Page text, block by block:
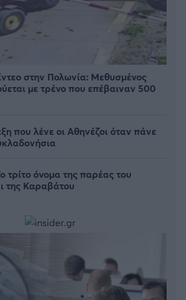
στην Πολωνία: Μεθυσμένος
με τρένο που επέβαιναν 500
που λένε οι Αθηνέζοι όταν πάνε
τρίτο όνομα της παρέας του
της Καραβάτου